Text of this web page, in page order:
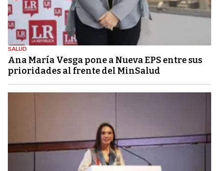
SALUD
Ana María Vesga pone a Nueva EPS entre sus
prioridades al frente del MinSalud